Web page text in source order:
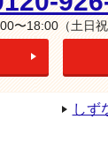
〜18:00（土日
しず